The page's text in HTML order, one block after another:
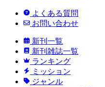
よくある質問
お問い合わせ
新刊一覧
新刊雑誌一覧
ランキング
ミッション
ジャンル